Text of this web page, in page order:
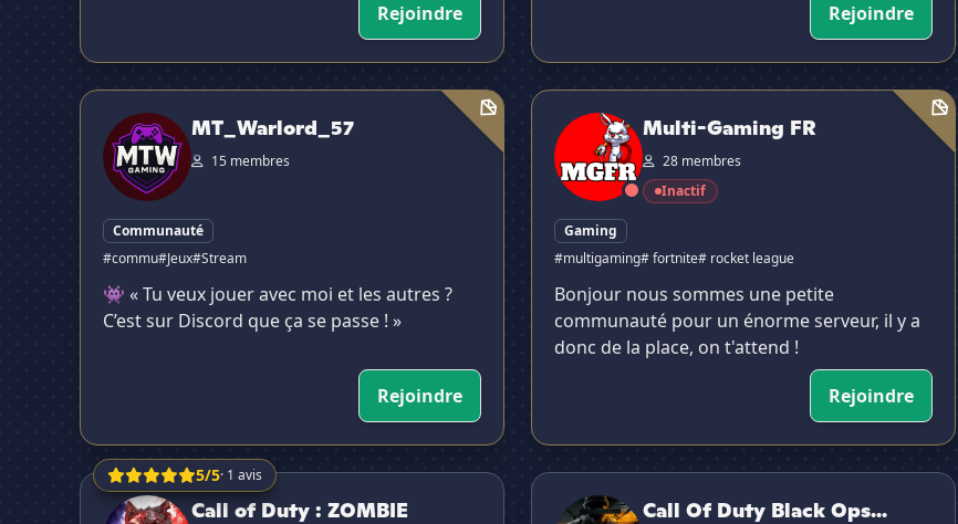
Rejoindre
Rejoindre
MT_Warlord_57
MT_Warlord_57
15 membres
Communauté
#commu#Jeux#Stream
👾 « Tu veux jouer avec moi et les autres ?
C’est sur Discord que ça se passe ! »
Rejoindre
Multi-Gaming FR
Multi-Gaming FR
28 membres
Inactif
Gaming
#multigaming# fortnite# rocket league
Bonjour nous sommes une petite
communauté pour un énorme serveur, il y a
donc de la place, on t'attend !
Rejoindre
5/5· 1 avis
Call of Duty : ZOMBIE
Call of Duty : ZOMBIE
Call Of Duty Black Ops 6 FR
Call Of Duty Black Ops...